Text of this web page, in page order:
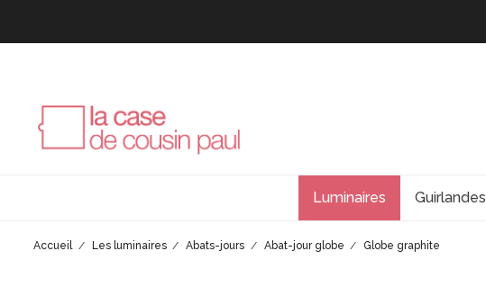
Luminaires Guirlandes
Accueil Les luminaires Abats-jours Abat-jour globe Globe graphite